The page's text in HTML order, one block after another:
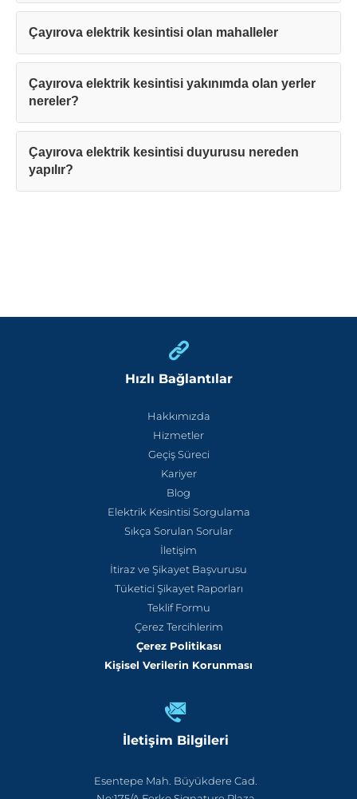
Çayırova elektrik kesintisi olan mahalleler
Çayırova elektrik kesintisi yakınımda olan yerler
nereler?
Çayırova elektrik kesintisi duyurusu nereden
yapılır?
Hızlı Bağlantılar
Hakkımızda
Hizmetler
Geçiş Süreci
Kariyer
Blog
Elektrik Kesintisi Sorgulama
Sıkça Sorulan Sorular
İletişim
İtiraz ve Şikayet Başvurusu
Tüketici Şikayet Raporları
Teklif Formu
Çerez Tercihlerim
Çerez Politikası
Kişisel Verilerin Korunması
İletişim Bilgileri
Esentepe Mah. Büyükdere Cad.